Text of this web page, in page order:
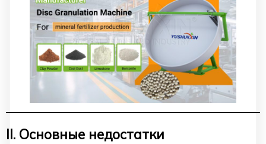
II. Основные недостатки